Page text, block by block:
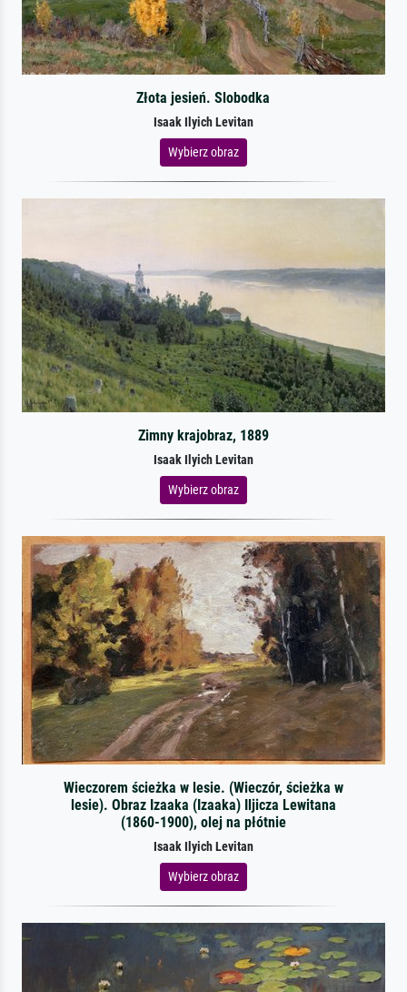
Złota jesień. Slobodka
Isaak Ilyich Levitan
Wybierz obraz
Zimny krajobraz, 1889
Isaak Ilyich Levitan
Wybierz obraz
Wieczorem ścieżka w lesie. (Wieczór, ścieżka w
lesie). Obraz Izaaka (Izaaka) Iljicza Lewitana
(1860-1900), olej na płótnie
Isaak Ilyich Levitan
Wybierz obraz